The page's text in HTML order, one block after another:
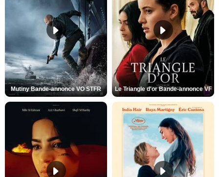
Mutiny Bande-annonce VO STFR Le Triangle d'or Bande-annonce VF